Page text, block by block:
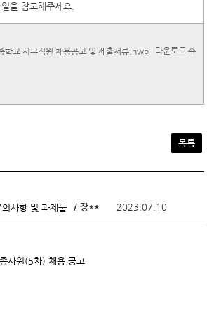
을 참고해주세요.
학교 사무직원 채용공고 및 제출서류.hwp 다운로드 수
목록
사항 및 과제물 / 장** 2023.07.10
사원(5차) 채용 공고